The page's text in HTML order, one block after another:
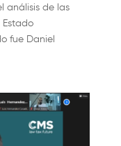
análisis de las
fue Daniel